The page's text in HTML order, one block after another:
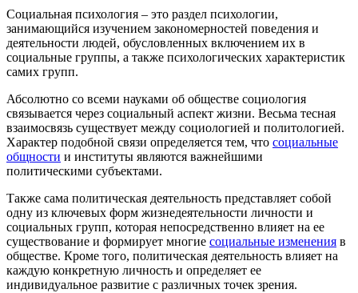
Социальная психология – это раздел психологии,
занимающийся изучением закономерностей поведения и
деятельности людей, обусловленных включением их в
социальные группы, а также психологических характеристик
самих групп.
Абсолютно со всеми науками об обществе социология
связывается через социальный аспект жизни. Весьма тесная
взаимосвязь существует между социологией и политологией.
Характер подобной связи определяется тем, что социальные
общности и институты являются важнейшими
политическими субъектами.
Также сама политическая деятельность представляет собой
одну из ключевых форм жизнедеятельности личности и
социальных групп, которая непосредственно влияет на ее
существование и формирует многие социальные изменения в
обществе. Кроме того, политическая деятельность влияет на
каждую конкретную личность и определяет ее
индивидуальное развитие с различных точек зрения.